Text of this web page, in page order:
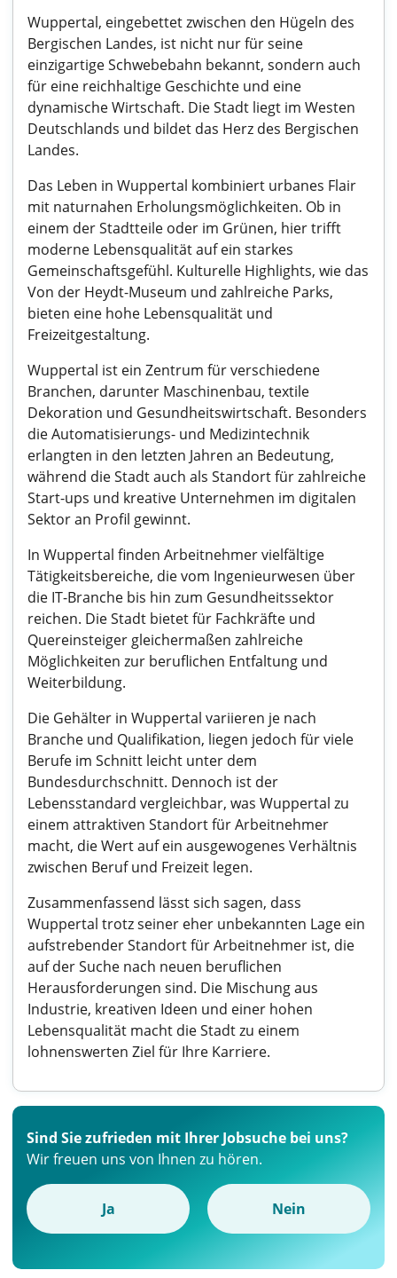
Wuppertal, eingebettet zwischen den Hügeln des
Bergischen Landes, ist nicht nur für seine
einzigartige Schwebebahn bekannt, sondern auch
für eine reichhaltige Geschichte und eine
dynamische Wirtschaft. Die Stadt liegt im Westen
Deutschlands und bildet das Herz des Bergischen
Landes.
Das Leben in Wuppertal kombiniert urbanes Flair
mit naturnahen Erholungsmöglichkeiten. Ob in
einem der Stadtteile oder im Grünen, hier trifft
moderne Lebensqualität auf ein starkes
Gemeinschaftsgefühl. Kulturelle Highlights, wie das
Von der Heydt-Museum und zahlreiche Parks,
bieten eine hohe Lebensqualität und
Freizeitgestaltung.
Wuppertal ist ein Zentrum für verschiedene
Branchen, darunter Maschinenbau, textile
Dekoration und Gesundheitswirtschaft. Besonders
die Automatisierungs- und Medizintechnik
erlangten in den letzten Jahren an Bedeutung,
während die Stadt auch als Standort für zahlreiche
Start-ups und kreative Unternehmen im digitalen
Sektor an Profil gewinnt.
In Wuppertal finden Arbeitnehmer vielfältige
Tätigkeitsbereiche, die vom Ingenieurwesen über
die IT-Branche bis hin zum Gesundheitssektor
reichen. Die Stadt bietet für Fachkräfte und
Quereinsteiger gleichermaßen zahlreiche
Möglichkeiten zur beruflichen Entfaltung und
Weiterbildung.
Die Gehälter in Wuppertal variieren je nach
Branche und Qualifikation, liegen jedoch für viele
Berufe im Schnitt leicht unter dem
Bundesdurchschnitt. Dennoch ist der
Lebensstandard vergleichbar, was Wuppertal zu
einem attraktiven Standort für Arbeitnehmer
macht, die Wert auf ein ausgewogenes Verhältnis
zwischen Beruf und Freizeit legen.
Zusammenfassend lässt sich sagen, dass
Wuppertal trotz seiner eher unbekannten Lage ein
aufstrebender Standort für Arbeitnehmer ist, die
auf der Suche nach neuen beruflichen
Herausforderungen sind. Die Mischung aus
Industrie, kreativen Ideen und einer hohen
Lebensqualität macht die Stadt zu einem
lohnenswerten Ziel für Ihre Karriere.
Sind Sie zufrieden mit Ihrer Jobsuche bei uns?
Wir freuen uns von Ihnen zu hören.
Ja Nein